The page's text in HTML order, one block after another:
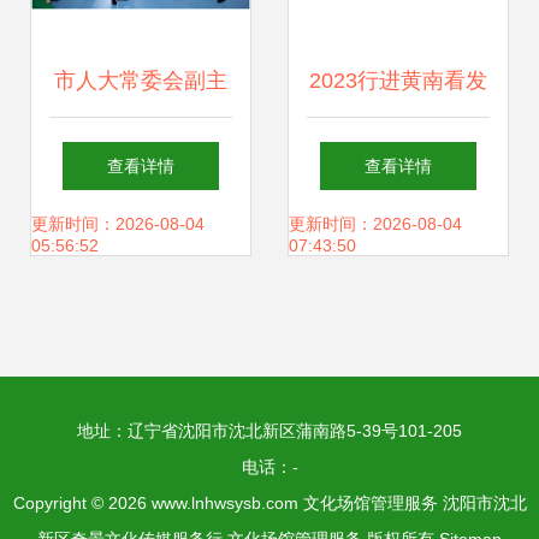
市人大常委会副主
任李勇一行调研文
体旅产业工作 文化
查看详情
更新时间：2026-08-04
05:56:52
2023行进黄南看发
展 网媒记者走进博
物馆了解历史变
务新篇章
查看详情
更新时间：2026-08-04
07:43:50
地址：辽宁省沈阳市沈北新区蒲南路5-39号101-205
电话：-
Copyright © 2026 www.lnhwsysb.com 文化场馆管理服务 沈阳市沈北